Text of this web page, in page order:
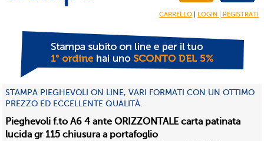
CARRELLO LOGIN | REGISTRATI
STAMPA PIEGHEVOLI ON LINE, VARI FORMATI CON UN OTTIMO
PREZZO ED ECCELLENTE QUALITÀ.
Pieghevoli f.to A6 4 ante ORIZZONTALE carta patinata
lucida gr 115 chiusura a portafoglio